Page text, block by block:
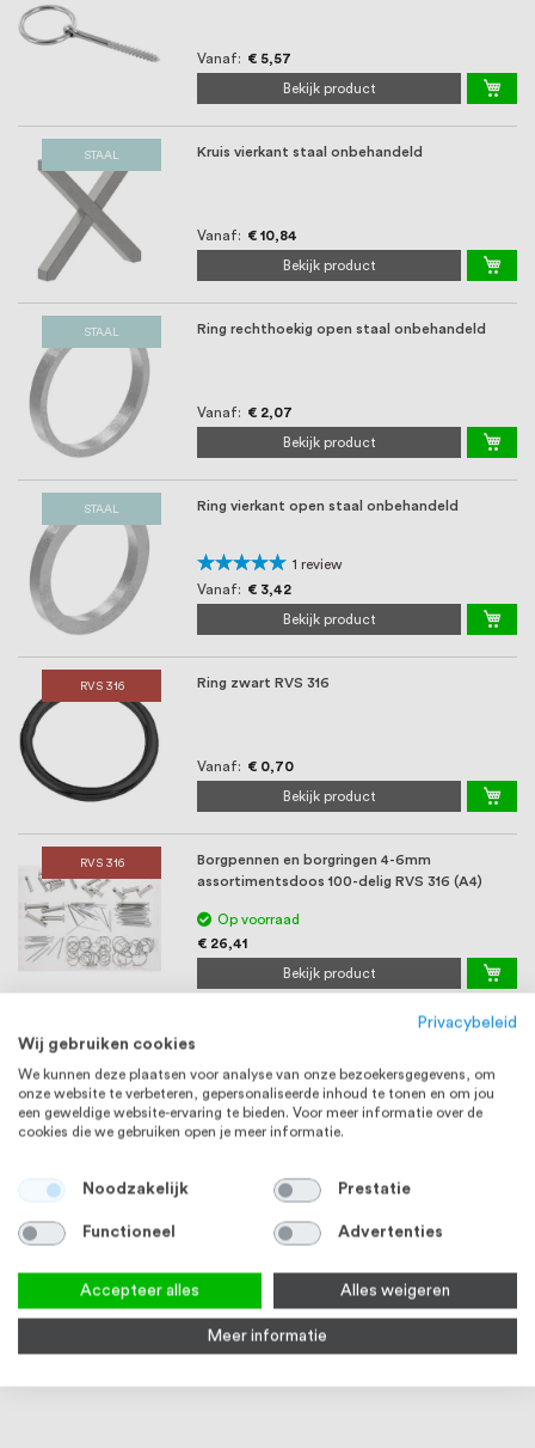
Vanaf € 5,57
Bekijk product
STAAL Kruis vierkant staal onbehandeld
Vanaf € 10,84
Bekijk product
STAAL Ring rechthoekig open staal onbehandeld
Vanaf € 2,07
Bekijk product
STAAL Ring vierkant open staal onbehandeld
Waardering:
100%
1 review
Vanaf
€ 3,42
Bekijk product
RVS 316 Ring zwart RVS 316
Vanaf € 0,70
Bekijk product
RVS 316
Borgpennen en borgringen 4-6mm
assortimentsdoos 100-delig RVS 316 (A4)
Op voorraad
€ 26,41
Bekijk product
STAAL
Vanaf € 10,31
Privacybeleid
Wij gebruiken cookies
We kunnen deze plaatsen voor analyse van onze bezoekersgegevens, om
onze website te verbeteren, gepersonaliseerde inhoud te tonen en om jou
een geweldige website-ervaring te bieden. Voor meer informatie over de
cookies die we gebruiken open je meer informatie.
Noodzakelijk Prestatie
Functioneel Advertenties
Accepteer alles Alles weigeren
Meer informatie